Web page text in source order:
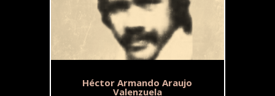
Héctor Armando Araujo
Valenzuela